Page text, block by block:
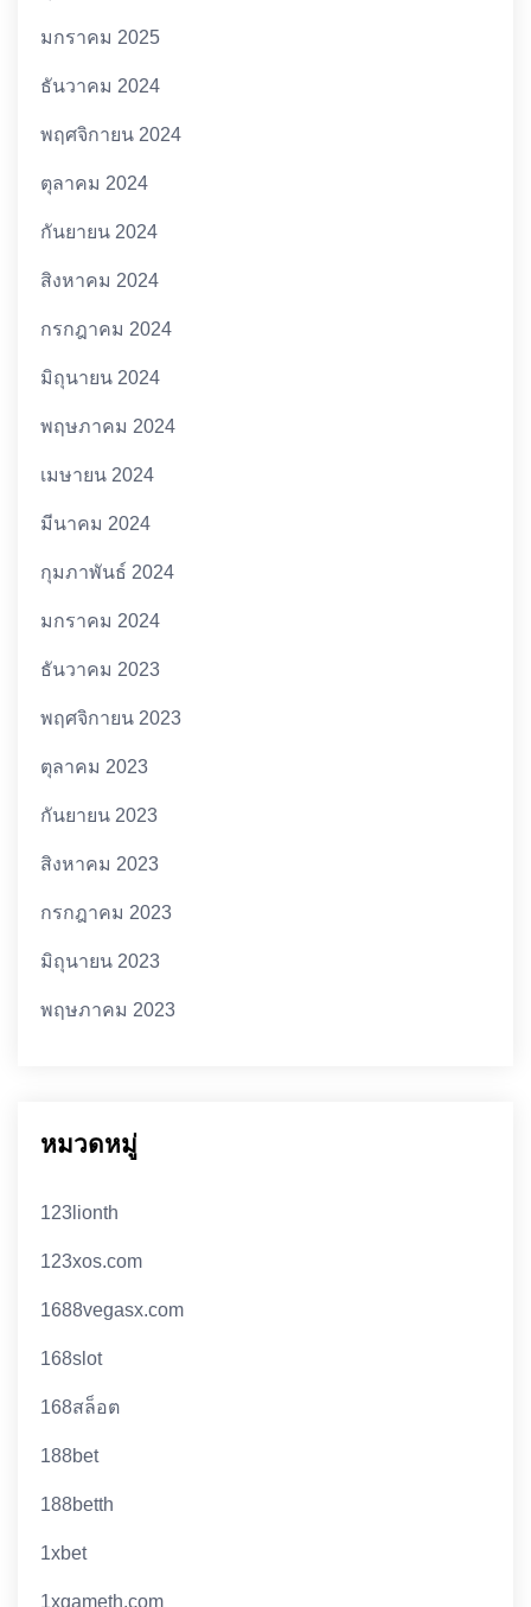
มกราคม 2025
ธันวาคม 2024
พฤศจิกายน 2024
ตุลาคม 2024
กันยายน 2024
สิงหาคม 2024
กรกฎาคม 2024
มิถุนายน 2024
พฤษภาคม 2024
เมษายน 2024
มีนาคม 2024
กุมภาพันธ์ 2024
มกราคม 2024
ธันวาคม 2023
พฤศจิกายน 2023
ตุลาคม 2023
กันยายน 2023
สิงหาคม 2023
กรกฎาคม 2023
มิถุนายน 2023
พฤษภาคม 2023
หมวดหมู่
123lionth
123xos.com
1688vegasx.com
168slot
168สล็อต
188bet
188betth
1xbet
1xgameth.com